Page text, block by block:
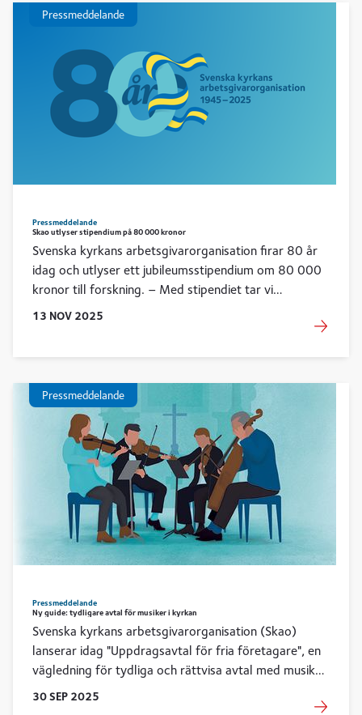
Pressmeddelande
Pressmeddelande
Skao utlyser stipendium på 80 000 kronor
Svenska kyrkans arbetsgivarorganisation firar 80 år
idag och utlyser ett jubileumsstipendium om 80 000
kronor till forskning. – Med stipendiet tar vi
ytterligare ett steg i att utveckla arbetsgivarskapet
för framtiden, säger Birgitta Ödmark, vd för Svenska
13 NOV 2025
Pressmeddelande
Pressmeddelande
Ny guide: tydligare avtal för musiker i kyrkan
Svenska kyrkans arbetsgivarorganisation (Skao)
lanserar idag "Uppdragsavtal för fria företagare", en
vägledning för tydliga och rättvisa avtal med musiker
och andra uppdragstagare. – Tydliga avtal minskar
30SEP 2025